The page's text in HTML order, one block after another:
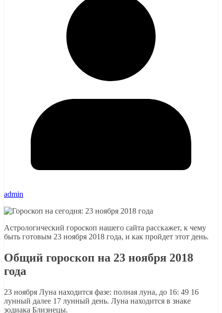
admin
Астрологический гороскоп нашего сайта расскажет, к чему
быть готовым 23 ноября 2018 года, и как пройдет этот день.
Общий гороскоп на 23 ноября 2018
года
23 ноября Луна находится фазе: полная луна, до 16: 49 16
лунный далее 17 лунный день. Луна находится в знаке
зодиака Близнецы.